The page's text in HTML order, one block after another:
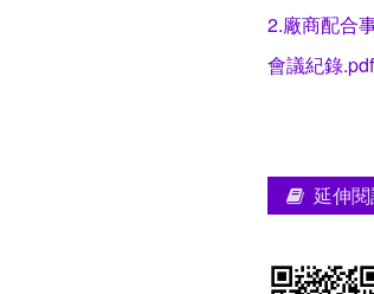
2.廠商配合
會議紀錄.pdf
延伸閱